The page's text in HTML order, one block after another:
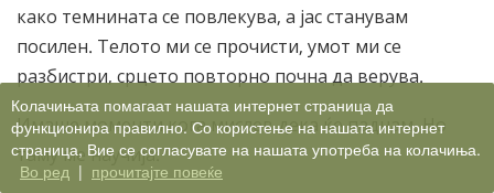
како темнината се повлекува, а јас станувам
посилен. Телото ми се прочисти, умот ми се
разбистри, срцето повторно почна да верува.
Имаше моменти кога мислев дека ќе паднам. Но
таму ме научија:
Колачињата помагаат нашата интернет страница да
функционира правилно. Со користење на нашата интернет
страница, Вие се согласувате на нашата употреба на колачиња.
Во ред | прочитајте повеќе